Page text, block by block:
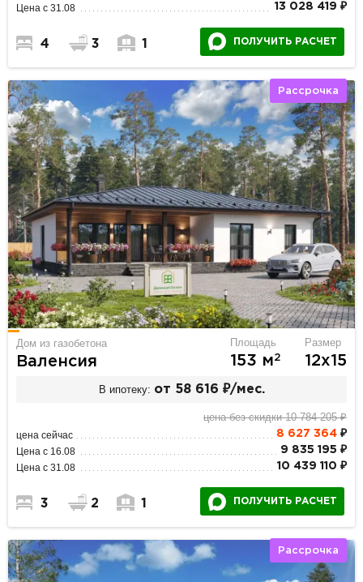
Цена с 31.08 13 028 419 ₽
4 3 1 ПОЛУЧИТЬ РАСЧЕТ
Рассрочка
Дом из газобетона
Валенсия
Площадь
153 м2
Размер
12х15
В ипотеку: от 58 616 ₽/мес.
цена без скидки 10 784 205 ₽
цена сейчас 8 627 364₽
Цена с 16.08 9 835 195 ₽
Цена с 31.08 10 439 110 ₽
3 2 1 ПОЛУЧИТЬ РАСЧЕТ
Рассрочка